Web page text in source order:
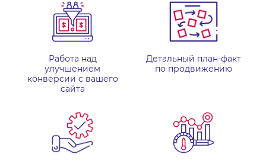
Работа над
улучшением
конверсии с вашего
сайта
Детальный план-факт
по продвижению